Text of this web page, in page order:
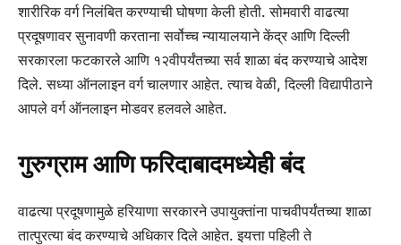
शारीरिक वर्ग निलंबित करण्याची घोषणा केली होती. सोमवारी वाढत्या
प्रदूषणावर सुनावणी करताना सर्वोच्च न्यायालयाने केंद्र आणि दिल्ली
सरकारला फटकारले आणि १२वीपर्यंतच्या सर्व शाळा बंद करण्याचे आदेश
दिले. सध्या ऑनलाइन वर्ग चालणार आहेत. त्याच वेळी, दिल्ली विद्यापीठाने
आपले वर्ग ऑनलाइन मोडवर हलवले आहेत.
गुरुग्राम आणि फरिदाबादमध्येही बंद
वाढत्या प्रदूषणामुळे हरियाणा सरकारने उपायुक्तांना पाचवीपर्यंतच्या शाळा
तात्पुरत्या बंद करण्याचे अधिकार दिले आहेत. इयत्ता पहिली ते